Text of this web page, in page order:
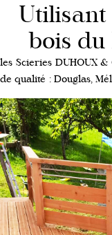
Utilisant
bois du
les Scieries DUHOUX
de qualité : Douglas,